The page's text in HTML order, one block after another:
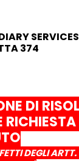
374
DI
DEGLI